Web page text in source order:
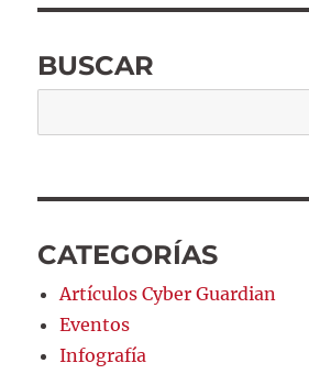
BUSCAR
CATEGORÍAS
Artículos Cyber Guardian
Eventos
Infografía